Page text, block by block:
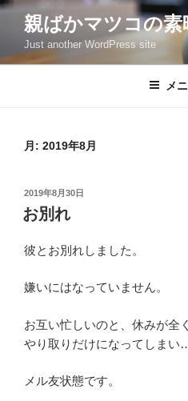
コ
ン
親ばかマツコの素
Just another WordPress site
メ
月: 2019年8月
投
稿
日:
2019年8月30日
お別れ
彼とお別れしました。
嫌いにはなっていません。
お互い忙しいのと、休みが全
やり取りだけになってしまい
メル友状態です。